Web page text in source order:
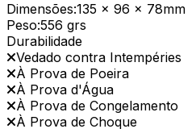
Dimensões:135 x 96 x 78mm
Peso:556 grs
Durabilidade
Vedado contra Intempéries
À Prova de Poeira
À Prova d'Água
À Prova de Congelamento
À Prova de Choque